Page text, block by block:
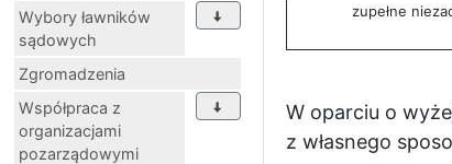
Wybory ławników
sądowych
Zgromadzenia
Współpraca z
organizacjami
pozarządowymi
zupełne
W oparciu o
z własnego